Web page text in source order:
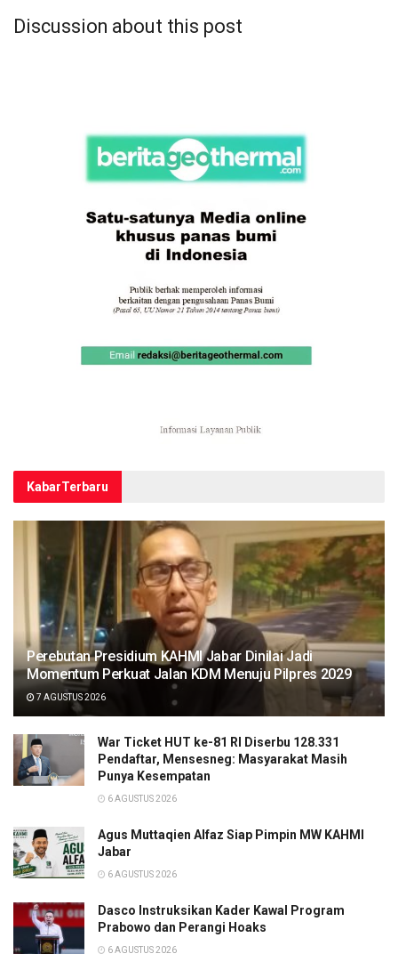
Discussion about this post
KabarTerbaru
Perebutan Presidium KAHMI Jabar Dinilai Jadi
Momentum Perkuat Jalan KDM Menuju Pilpres 2029
7 AGUSTUS 2026
War Ticket HUT ke-81 RI Diserbu 128.331
Pendaftar, Mensesneg: Masyarakat Masih
Punya Kesempatan
6 AGUSTUS 2026
Agus Muttaqien Alfaz Siap Pimpin MW KAHMI
Jabar
6 AGUSTUS 2026
Dasco Instruksikan Kader Kawal Program
Prabowo dan Perangi Hoaks
6 AGUSTUS 2026